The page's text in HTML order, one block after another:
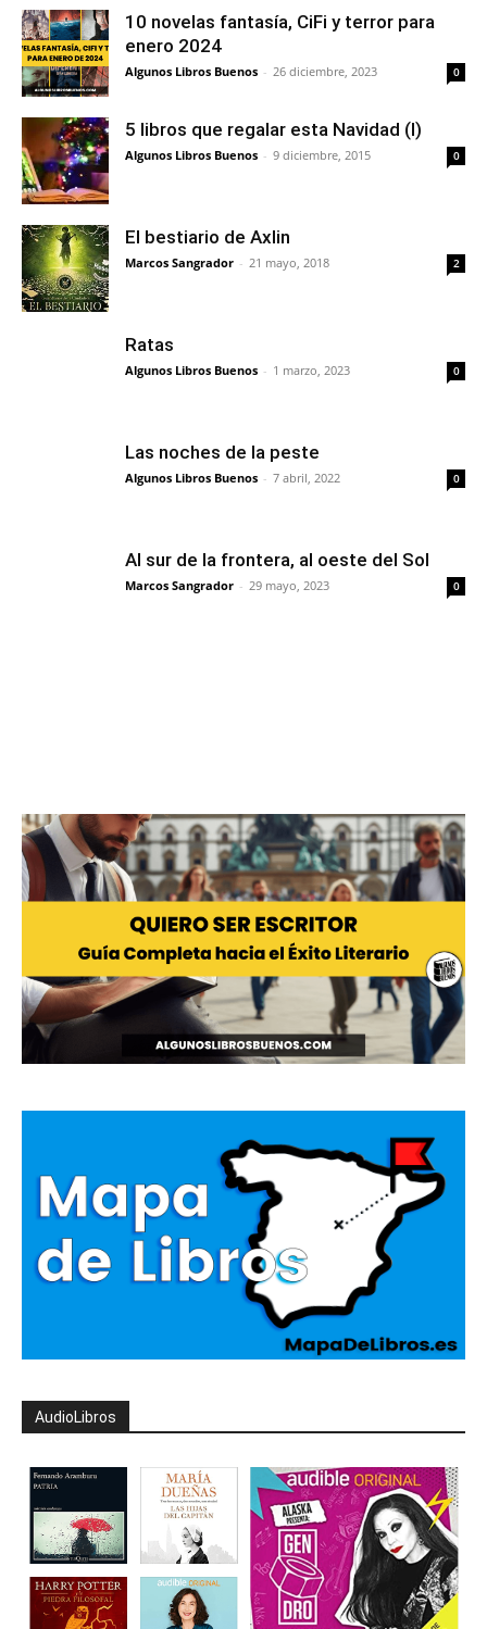
10 novelas fantasía, CiFi y terror para
enero 2024
Algunos Libros Buenos - 26 diciembre, 2023 0
5 libros que regalar esta Navidad (I)
Algunos Libros Buenos - 9 diciembre, 2015 0
El bestiario de Axlin
Marcos Sangrador - 21 mayo, 2018 2
Ratas
Algunos Libros Buenos - 1 marzo, 2023 0
Las noches de la peste
Algunos Libros Buenos - 7 abril, 2022 0
Al sur de la frontera, al oeste del Sol
Marcos Sangrador - 29 mayo, 2023 0
AudioLibros